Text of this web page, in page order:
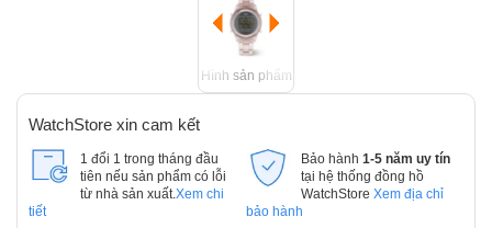
Hình sản phẩm
WatchStore xin cam kết
1 đổi 1 trong tháng đầu
tiên nếu sản phẩm có lỗi
từ nhà sản xuất. Xem chi
tiết
Bảo hành 1-5 năm uy tín
tại hệ thống đồng hồ
WatchStore Xem địa chỉ
bảo hành